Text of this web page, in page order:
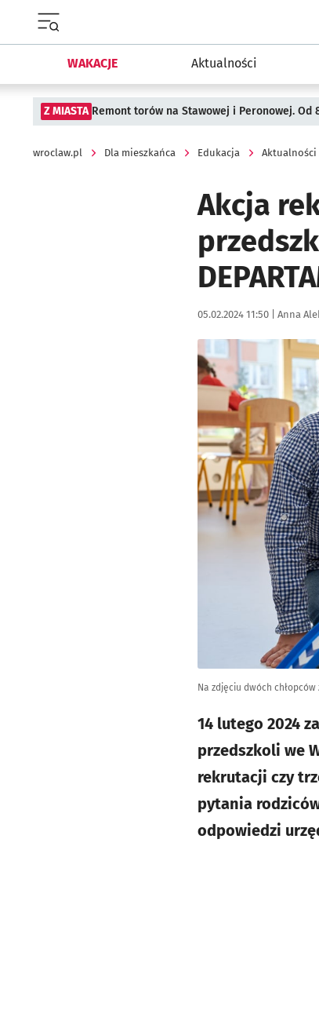
WAKACJE Aktualności
Z MIASTA Remont torów na Stawowej i Peronowej.
wroclaw.pl Dla mieszkańca Edukacja Aktualności
Akcja
Data publikacji:
05.02.2024 11:50 | Autor:
Anna
Kliknij, aby
Na zdjęciu dwóch
14 lutego 2024
przedszkoli we
rekrutacji czy
pytania
odpowiedzi